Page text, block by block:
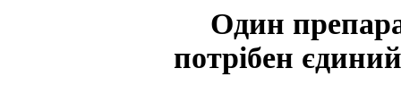
Один
потрібен